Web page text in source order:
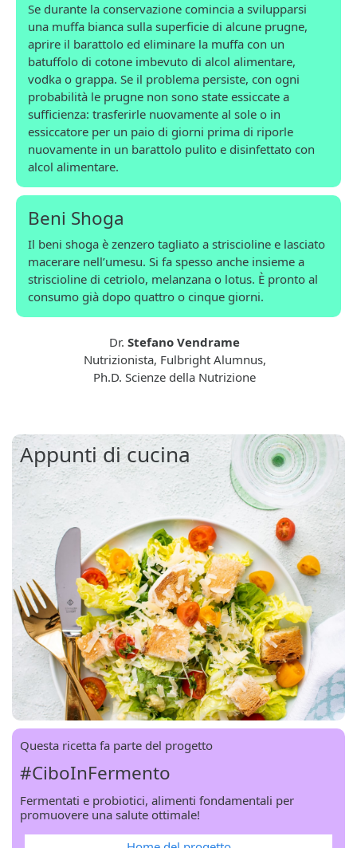
Se durante la conservazione comincia a svilupparsi
una muffa bianca sulla superficie di alcune prugne,
aprire il barattolo ed eliminare la muffa con un
batuffolo di cotone imbevuto di alcol alimentare,
vodka o grappa. Se il problema persiste, con ogni
probabilità le prugne non sono state essiccate a
sufficienza: trasferirle nuovamente al sole o in
essiccatore per un paio di giorni prima di riporle
nuovamente in un barattolo pulito e disinfettato con
alcol alimentare.
Beni Shoga
Il beni shoga è zenzero tagliato a striscioline e lasciato
macerare nell’umesu. Si fa spesso anche insieme a
striscioline di cetriolo, melanzana o lotus. È pronto al
consumo già dopo quattro o cinque giorni.
Dr. Stefano Vendrame
Nutrizionista, Fulbright Alumnus,
Ph.D. Scienze della Nutrizione
Appunti di cucina
Questa ricetta fa parte del progetto
#CiboInFermento
Fermentati e probiotici, alimenti fondamentali per
promuovere una salute ottimale!